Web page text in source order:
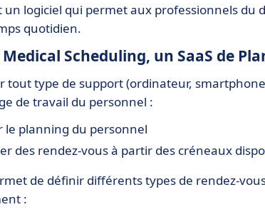
un logiciel qui permet aux professionnels
quotidien.
Scheduling, un SaaS de
tout type de support (ordinateur,
de travail du personnel :
le planning du personnel
des rendez-vous à partir des créneaux
de définir différents types de rendez-
: